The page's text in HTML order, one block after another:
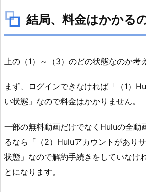
結局、料金はかかる
上の（1）～（3）のどの状態なのか考
まず、ログインできなければ「（1）
い状態」なので料金はかかりません。
一部の無料動画だけでなくHuluの全動
るなら「（2）Huluアカウントがあり
状態」なので解約手続きをしていなけ
とになります。